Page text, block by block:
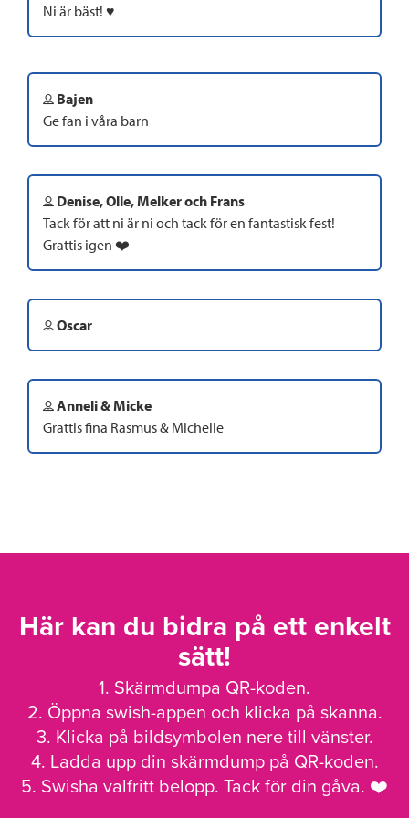
Ni är bäst! ♥️
Bajen
Ge fan i våra barn
Denise, Olle, Melker och Frans
Tack för att ni är ni och tack för en fantastisk fest!
Grattis igen ❤️
Oscar
Anneli & Micke
Grattis fina Rasmus & Michelle
Här kan du bidra på ett enkelt
sätt!
1. Skärmdumpa QR-koden.
2. Öppna swish-appen och klicka på skanna.
3. Klicka på bildsymbolen nere till vänster.
4. Ladda upp din skärmdump på QR-koden.
5. Swisha valfritt belopp. Tack för din gåva. ❤️